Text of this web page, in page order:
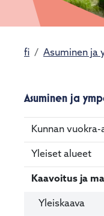
fi Asuminen ja
Asuminen ja
Kunnan
Yleiset alueet
Kaavoitus ja
Yleiskaava